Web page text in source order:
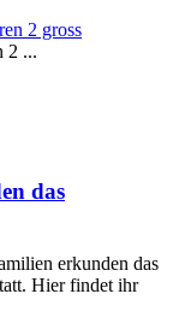
2 ...
das
erkunden das
Hier findet ihr